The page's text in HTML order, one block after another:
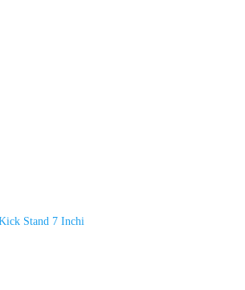
Stand 7 Inchi